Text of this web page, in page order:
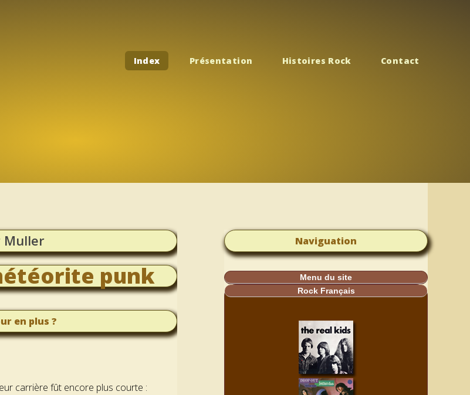
Index Présentation Histoires Rock Contact
Muller
punk
en plus ?
carrière fût encore plus courte :
Naviguation
Menu du site
Rock Français